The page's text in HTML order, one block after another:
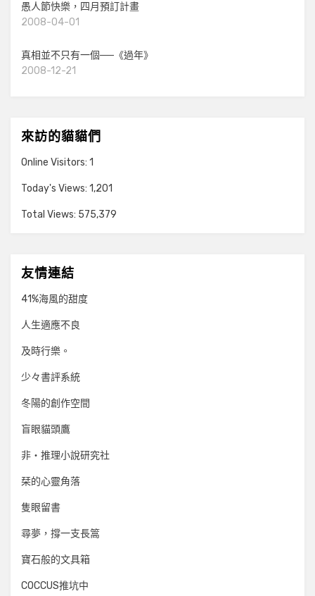
愚人節快樂，四月預訂計畫
2008-04-01
真相並不只有一個──《過年》
2008-12-21
來訪的貓貓們
Online Visitors: 1
Today's Views: 1,201
Total Views: 575,379
友情連結
41%海風的甜度
人生適應不良
及時行樂。
少々書評系統
冬陽的創作空間
盲眼貓頭鷹
非‧推理小說研究社
栞的心靈角落
隻眼留書
尋夢，撐一支長篙
寶石般的文具箱
COCCUS推坑中